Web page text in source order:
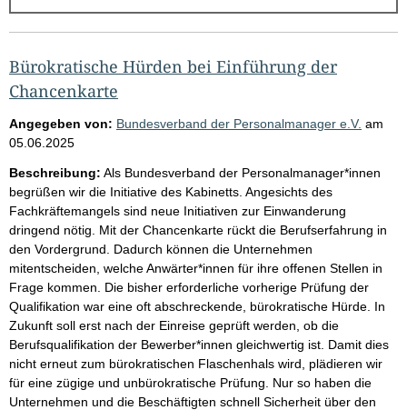
g
e
b
n
i
s
s
e
p
r
o
S
e
i
t
e
Bürokratische Hürden bei Einführung der
Chancenkarte
Angegeben von: Bundesverband der Personalmanager e.V. am
05.06.2025
Beschreibung: Als Bundesverband der Personalmanager*innen
begrüßen wir die Initiative des Kabinetts. Angesichts des
Fachkräftemangels sind neue Initiativen zur Einwanderung
dringend nötig. Mit der Chancenkarte rückt die Berufserfahrung in
den Vordergrund. Dadurch können die Unternehmen
mitentscheiden, welche Anwärter*innen für ihre offenen Stellen in
Frage kommen. Die bisher erforderliche vorherige Prüfung der
Qualifikation war eine oft abschreckende, bürokratische Hürde. In
Zukunft soll erst nach der Einreise geprüft werden, ob die
Berufsqualifikation der Bewerber*innen gleichwertig ist. Damit dies
nicht erneut zum bürokratischen Flaschenhals wird, plädieren wir
für eine zügige und unbürokratische Prüfung. Nur so haben die
Unternehmen und die Beschäftigten schnell Sicherheit über den